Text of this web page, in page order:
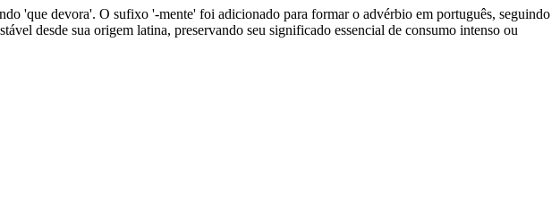
'que devora'. O sufixo '-mente' foi adicionado para formar o advérbio em português, seguindo
desde sua origem latina, preservando seu significado essencial de consumo intenso ou